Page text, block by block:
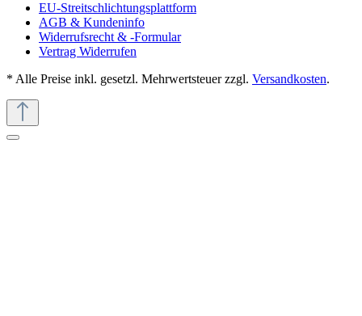
EU-Streitschlichtungsplattform
AGB & Kundeninfo
Widerrufsrecht & -Formular
Vertrag Widerrufen
* Alle Preise inkl. gesetzl. Mehrwertsteuer zzgl. Versandkosten.